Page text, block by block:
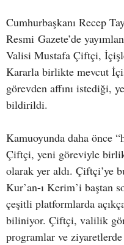
Cumhurbaşkanı Recep
Resmi Gazete’de
Valisi Mustafa Çiftçi,
Kararla birlikte mevcut
görevden affını istediği,
bildirildi.
Kamuoyunda daha önce
Çiftçi, yeni göreviyle
olarak yer aldı. Çiftçi’ye
Kur’an-ı Kerim’i baştan
çeşitli platformlarda
biliniyor. Çiftçi, valilik
programlar ve